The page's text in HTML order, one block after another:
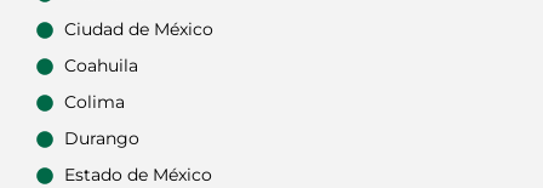
Ciudad de México
Coahuila
Colima
Durango
Estado de México